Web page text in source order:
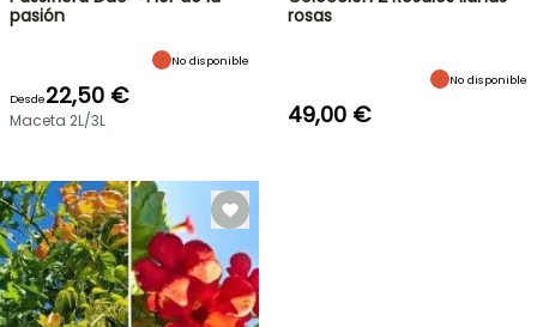
pasión
No disponible
Desde22,50 €
Maceta 2L/3L
rosas
No disponible
49,00 €